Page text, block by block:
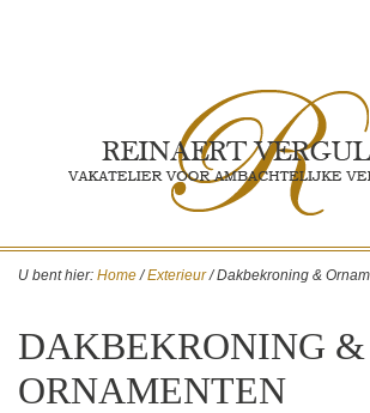
U bent hier: Home/Exterieur/Dakbekroning &
DAKBEKRONING &
ORNAMENTEN